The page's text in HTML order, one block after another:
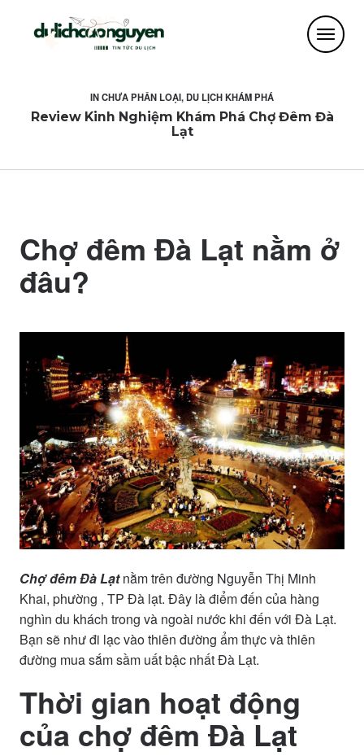
INCHƯA PHÂN LOẠI,DU LỊCH KHÁM PHÁ
Review Kinh Nghiệm Khám Phá Chợ Đêm Đà
Lạt
Chợ đêm Đà Lạt nằm ở
đâu?
Chợ đêm Đà Lạtnằm trên đường Nguyễn Thị Minh
Khai, phường , TP Đà lạt. Đây là điểm đến của hàng
nghìn du khách trong và ngoài nước khi đến với Đà Lạt.
Bạn sẽ như đi lạc vào thiên đường ẩm thực và thiên
đường mua sắm sầm uất bậc nhất Đà Lạt.
Thời gian hoạt động
của chợ đêm Đà Lạt